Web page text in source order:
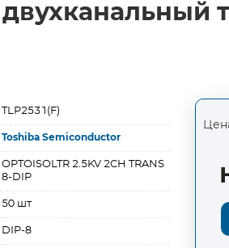
TLP2531(F)
Toshiba Semiconductor
OPTOISOLTR 2.5KV 2CH TRANS
8-DIP
50 шт
DIP-8